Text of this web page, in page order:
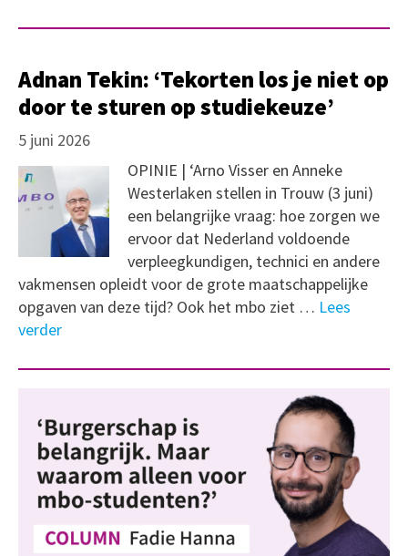
Adnan Tekin: ‘Tekorten los je niet op
door te sturen op studiekeuze’
5 juni 2026
OPINIE | ‘Arno Visser en Anneke
Westerlaken stellen in Trouw (3 juni)
een belangrijke vraag: hoe zorgen we
ervoor dat Nederland voldoende
verpleegkundigen, technici en andere
vakmensen opleidt voor de grote maatschappelijke
opgaven van deze tijd? Ook het mbo ziet … Lees
verder